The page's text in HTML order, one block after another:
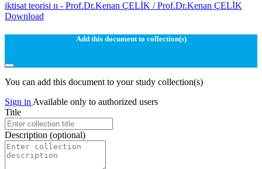
iktisat teorisi ıı - Prof.Dr.Kenan ÇELİK / Prof.Dr.Kenan ÇELİK
Download
Add this document to collection(s)
You can add this document to your study collection(s)
Sign in Available only to authorized users
Title
Description (optional)